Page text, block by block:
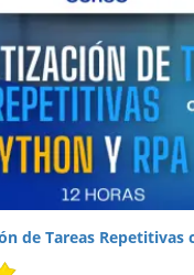
de Tareas Repetitivas